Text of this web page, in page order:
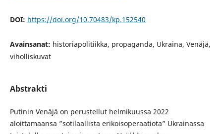
DOI: https://doi.org/10.70483/kp.152540
Avainsanat: historiapolitiikka, propaganda, Ukraina, Venäjä,
viholliskuvat
Abstrakti
Putinin Venäjä on perustellut helmikuussa 2022
aloittamaansa ”sotilaallista erikoisoperaatiota” Ukrainassa